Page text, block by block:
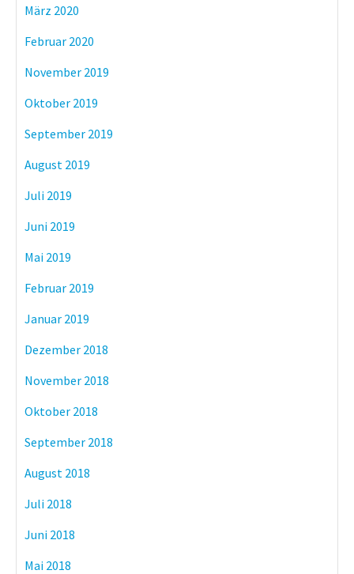
März 2020
Februar 2020
November 2019
Oktober 2019
September 2019
August 2019
Juli 2019
Juni 2019
Mai 2019
Februar 2019
Januar 2019
Dezember 2018
November 2018
Oktober 2018
September 2018
August 2018
Juli 2018
Juni 2018
Mai 2018